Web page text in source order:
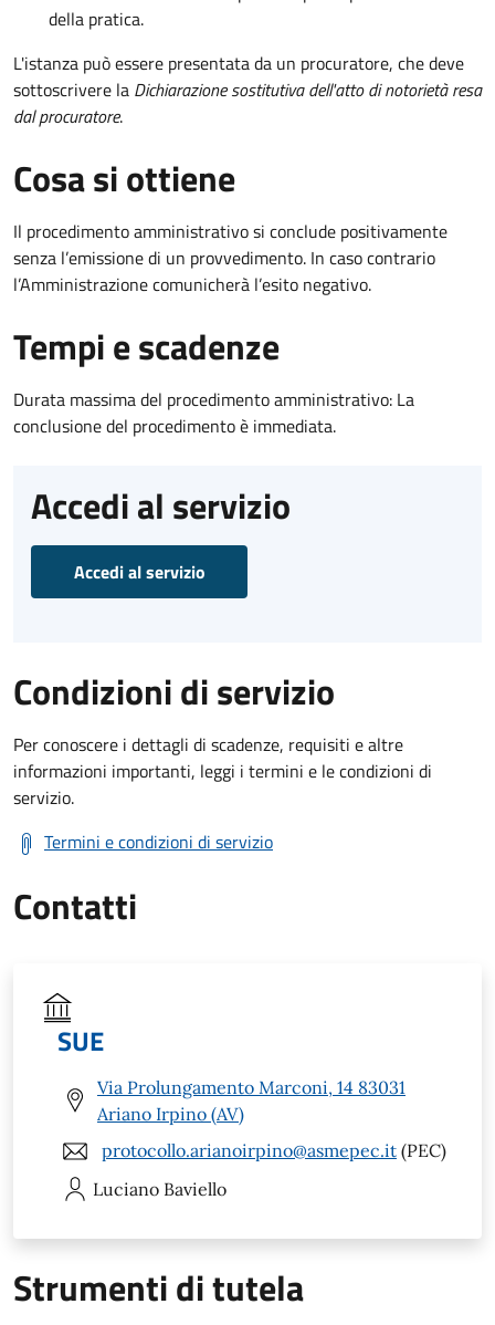
della pratica.
L'istanza può essere presentata da un procuratore, che deve
sottoscrivere la Dichiarazione sostitutiva dell'atto di notorietà resa
dal procuratore.
Cosa si ottiene
Il procedimento amministrativo si conclude positivamente
senza l’emissione di un provvedimento. In caso contrario
l’Amministrazione comunicherà l’esito negativo.
Tempi e scadenze
Durata massima del procedimento amministrativo: La
conclusione del procedimento è immediata.
Accedi al servizio
Accedi al servizio
Condizioni di servizio
Per conoscere i dettagli di scadenze, requisiti e altre
informazioni importanti, leggi i termini e le condizioni di
servizio.
Termini e condizioni di servizio
Contatti
SUE
Via Prolungamento Marconi, 14 83031
Ariano Irpino (AV)
protocollo.arianoirpino@asmepec.it (PEC)
Luciano Baviello
Strumenti di tutela